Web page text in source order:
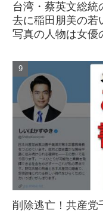
台湾・蔡英文総
去に稲田朋美の若
写真の人物は女優
削除逃亡！共産党